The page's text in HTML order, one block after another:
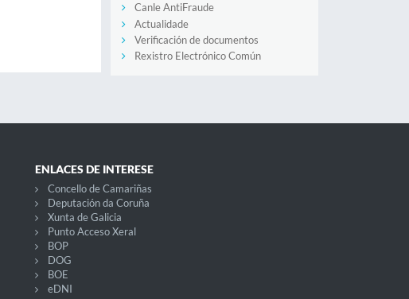
Canle AntiFraude
Actualidade
Verificación de documentos
Rexistro Electrónico Común
ENLACES DE INTERESE
Concello de Camariñas
Deputación da Coruña
Xunta de Galicia
Punto Acceso Xeral
BOP
DOG
BOE
eDNI